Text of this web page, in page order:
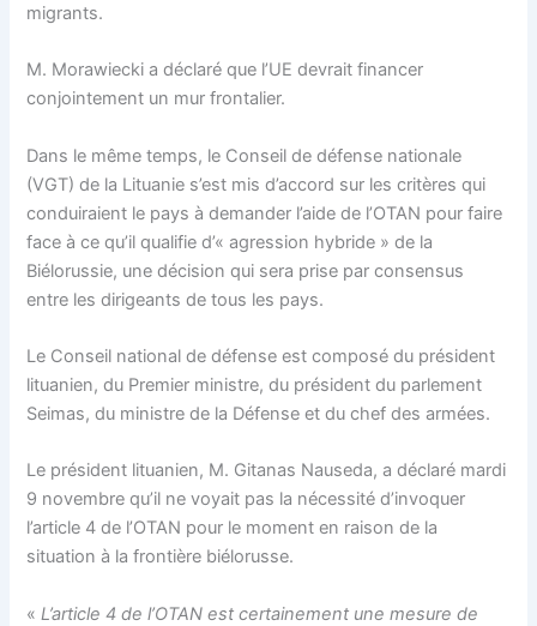
migrants.
M. Morawiecki a déclaré que l’UE devrait financer
conjointement un mur frontalier.
Dans le même temps, le Conseil de défense nationale
(VGT) de la Lituanie s’est mis d’accord sur les critères qui
conduiraient le pays à demander l’aide de l’OTAN pour faire
face à ce qu’il qualifie d’« agression hybride » de la
Biélorussie, une décision qui sera prise par consensus
entre les dirigeants de tous les pays.
Le Conseil national de défense est composé du président
lituanien, du Premier ministre, du président du parlement
Seimas, du ministre de la Défense et du chef des armées.
Le président lituanien, M. Gitanas Nauseda, a déclaré mardi
9 novembre qu’il ne voyait pas la nécessité d’invoquer
l’article 4 de l’OTAN pour le moment en raison de la
situation à la frontière biélorusse.
« L’article 4 de l’OTAN est certainement une mesure de